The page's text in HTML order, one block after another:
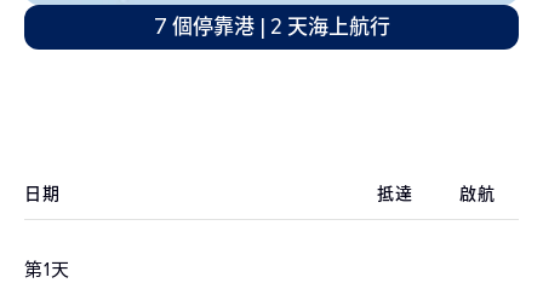
7 個停靠港 | 2 天海上航行
日期 抵達 啟航
第1天